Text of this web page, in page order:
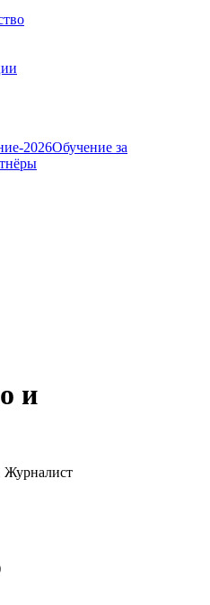
2026Обучение за
и
Журналист